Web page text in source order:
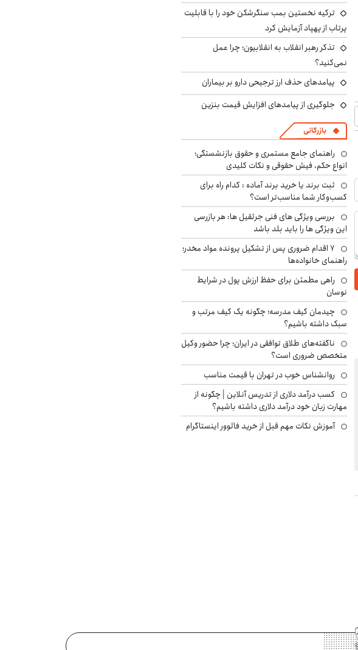
ترکیه نخستین بمب سنگرشکن خود را با قابلیت
پرتاب از پهپاد آزمایش کرد
تذکر رهبر انقلاب به انقلابیون؛ چرا عمل
نمی‌کنید؟
پیامدهای حذف ارز ترجیحی دارو بر بیماران
جلوگیری از پیامدهای افزایش قیمت بنزین
بازرگانی
راهنمای جامع مستمری و حقوق بازنشستگی؛
انواع حکم، فیش حقوقی و نکات کلیدی
ثبت برند یا خرید برند آماده : کدام راه برای
کسب‌وکار شما مناسب‌تر است؟
بررسی ویژگی های فنی جرثقیل ها: هر بازرسی
این ویژگی ها را باید بلد باشد
۷ اقدام ضروری پس از تشکیل پرونده مواد مخدر؛
راهنمای خانواده‌ها
راهی مطمئن برای حفظ ارزش پول در شرایط
نوسان
چیدمان کیف مدرسه؛ چگونه یک کیف مرتب و
سبک داشته باشیم؟
ناگفته‌های طلاق توافقی در ایران؛ چرا حضور وکیل
متخصص ضروری است؟
روانشناس خوب در تهران با قیمت مناسب
کسب درآمد دلاری از تدریس آنلاین | چگونه از
مهارت زبان خود درآمد دلاری داشته باشیم؟
آموزش نکات مهم قبل از خرید فالوور اینستاگرام